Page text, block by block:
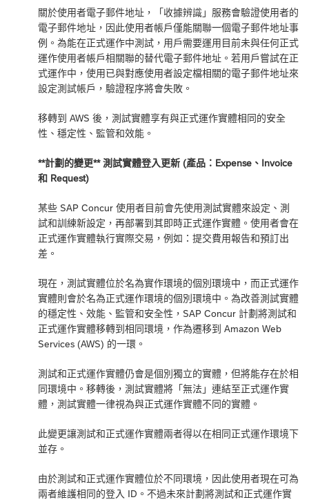
關於使用者電子郵件地址，「收據辨識」服務會驗證使用者的
電子郵件地址，因此使用者帳戶僅能關聯一個電子郵件地址事
例。為能在正式運作中測試，用戶需要運用目前未與任何正式
運作使用者帳戶相關聯的替代電子郵件地址。若用戶嘗試在正
式運作中，使用已與對應使用者設定檔相關的電子郵件地址來
設定測試帳戶，驗證程序將會失敗。
移轉到 AWS 後，測試實體享有與正式運作實體相同的安全
性、穩定性、監管和效能。
**計劃的變更** 測試實體登入更新 (產品：Expense、Invoice
和 Request)
某些 SAP Concur 使用者目前會先使用測試實體來設定、測
試和訓練新設定，再部署到其即時正式運作實體。使用者會在
正式運作實體執行實際交易，例如：提交費用報告和預訂出
差。
現在，測試實體位於名為實作環境的個別環境中，而正式運作
實體則會於名為正式運作環境的個別環境中。為改善測試實體
的穩定性、效能、監管和安全性，SAP Concur 計劃將測試和
正式運作實體移轉到相同環境，作為遷移到 Amazon Web
Services (AWS) 的一環。
測試和正式運作實體仍會是個別獨立的實體，但將能存在於相
同環境中。移轉後，測試實體將「無法」連結至正式運作實
體，測試實體一律視為與正式運作實體不同的實體。
此變更讓測試和正式運作實體兩者得以在相同正式運作環境下
並存。
由於測試和正式運作實體位於不同環境，因此使用者現在可為
兩者維護相同的登入 ID。不過未來計劃將測試和正式運作實